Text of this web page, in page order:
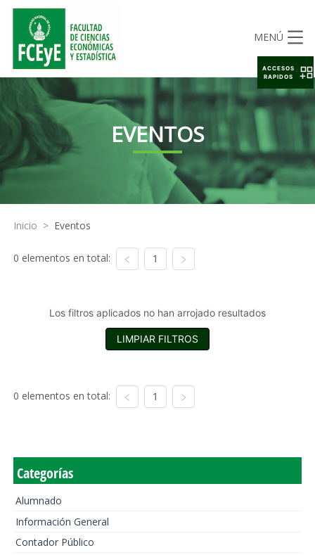
MENÚ
EVENTOS
Inicio > Eventos
0 elementos en total: 1
Los filtros aplicados no han arrojado resultados
LIMPIAR FILTROS
0 elementos en total: 1
Categorías
Alumnado
Información General
Contador Público
ACCESOS
RAPIDOS